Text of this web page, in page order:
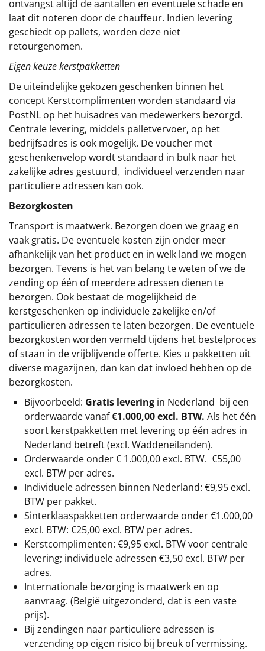
ontvangst altijd de aantallen en eventuele schade en
laat dit noteren door de chauffeur. Indien levering
geschiedt op pallets, worden deze niet
retourgenomen.
Eigen keuze kerstpakketten
De uiteindelijke gekozen geschenken binnen het
concept Kerstcomplimenten worden standaard via
PostNL op het huisadres van medewerkers bezorgd.
Centrale levering, middels palletvervoer, op het
bedrijfsadres is ook mogelijk. De voucher met
geschenkenvelop wordt standaard in bulk naar het
zakelijke adres gestuurd, individueel verzenden naar
particuliere adressen kan ook.
Bezorgkosten
Transport is maatwerk. Bezorgen doen we graag en
vaak gratis. De eventuele kosten zijn onder meer
afhankelijk van het product en in welk land we mogen
bezorgen. Tevens is het van belang te weten of we de
zending op één of meerdere adressen dienen te
bezorgen. Ook bestaat de mogelijkheid de
kerstgeschenken op individuele zakelijke en/of
particulieren adressen te laten bezorgen. De eventuele
bezorgkosten worden vermeld tijdens het bestelproces
of staan in de vrijblijvende offerte. Kies u pakketten uit
diverse magazijnen, dan kan dat invloed hebben op de
bezorgkosten.
Bijvoorbeeld: Gratis levering in Nederland bij een
orderwaarde vanaf€1.000,00 excl. BTW. Als het één
soort kerstpakketten met levering op één adres in
Nederland betreft (excl. Waddeneilanden).
Orderwaarde onder € 1.000,00 excl. BTW. €55,00
excl. BTW per adres.
Individuele adressen binnen Nederland: €9,95 excl.
BTW per pakket.
Sinterklaaspakketten orderwaarde onder €1.000,00
excl. BTW: €25,00 excl. BTW per adres.
Kerstcomplimenten: €9,95 excl. BTW voor centrale
levering; individuele adressen €3,50 excl. BTW per
adres.
Internationale bezorging is maatwerk en op
aanvraag. (België uitgezonderd, dat is een vaste
prijs).
Bij zendingen naar particuliere adressen is
verzending op eigen risico bij breuk of vermissing.